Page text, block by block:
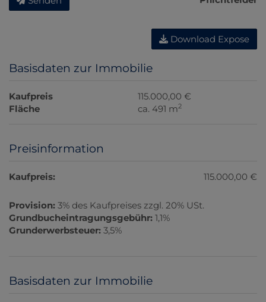
Download Expose
Basisdaten zur Immobilie
Kaufpreis
115.000,00 €
Fläche
ca. 491 m2
Preisinformation
Kaufpreis: 115.000,00 €
Provision: 3% des Kaufpreises zzgl. 20% USt.
Grundbucheintragungsgebühr: 1,1%
Grunderwerbsteuer: 3,5%
Basisdaten zur Immobilie